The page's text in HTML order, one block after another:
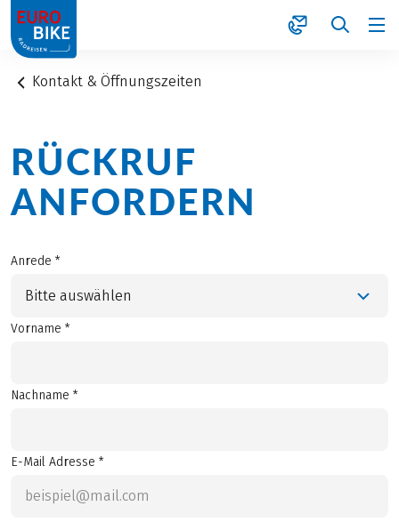
1
Kontakt & Öffnungszeiten
RÜCKRUF
ANFORDERN
Anrede *
Bitte auswählen
Vorname *
Nachname *
E-Mail Adresse *